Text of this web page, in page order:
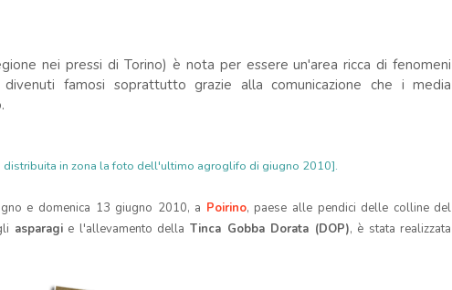
nei pressi di Torino) è nota per essere un'area ricca di fenomeni
famosi soprattutto grazie alla comunicazione che i media
in zona la foto dell'ultimo agroglifo di giugno 2010].
e domenica 13 giugno 2010, a Poirino, paese alle pendici delle colline del
asparagie l'allevamento della Tinca Gobba Dorata (DOP), è stata realizzata